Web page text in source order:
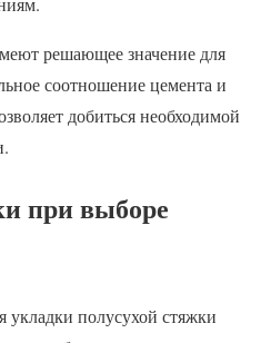
решающее значение для
соотношение цемента и
добиться необходимой
при выборе
полусухой стяжки